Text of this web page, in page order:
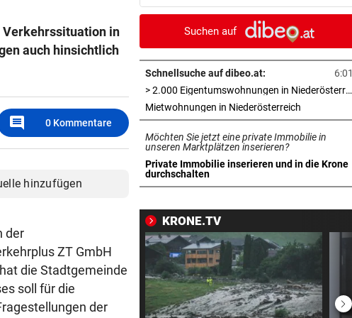
Verkehrssituation in
auch hinsichtlich
comment 0 Kommentare
hinzufügen
der
ZT GmbH
die Stadtgemeinde
soll für die
der
Bahn frei
POSSE UM ÖFB-CAMPUS vor einer Stunde
Wie Bezirksvorsteher Nevrivy an
der MA 7 scheitert
4933,33 € VON BLINDEM vor einer Stunde
Grillhaus-Abzocke: Neuer Name,
und weiter geht‘s
UMBAU IM STADION vor einer Stunde
Druck kennt die SV Ried derzeit
TROTZDEM STARK BEI EM vor einer Stunde
Beim Spazieren am Kopf verletzt:
„War echt blöd“
MARIO KUNASEK FORDERT: vor einer Stunde
Suchen auf
Schnellsuche auf dibeo.at:
6:01
> 2.000 Eigentumswohnungen in Niederösterreich
Mietwohnungen in Niederösterreich
Möchten Sie jetzt eine private Immobilie in
unseren Marktplätzen inserieren?
Private Immobilie inserieren und in die Krone
durchschalten
in neuem Tab öffnen
KRONE.TV